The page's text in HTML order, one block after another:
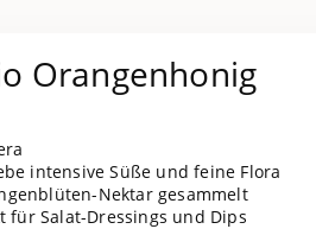
Orangenhonig
intensive Süße und feine Flora
Nektar gesammelt
für Salat-Dressings und Dips